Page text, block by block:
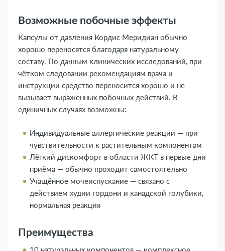
Возможные побочные эффекты
Капсулы от давления Кордис Меридиан обычно
хорошо переносятся благодаря натуральному
составу. По данным клинических исследований, при
чётком следовании рекомендациям врача и
инструкции средство переносится хорошо и не
вызывает выраженных побочных действий. В
единичных случаях возможны:
Индивидуальные аллергические реакции — при
чувствительности к растительным компонентам
Лёгкий дискомфорт в области ЖКТ в первые дни
приёма — обычно проходит самостоятельно
Учащённое мочеиспускание — связано с
действием худии гордони и канадской голубики,
нормальная реакция
Преимущества